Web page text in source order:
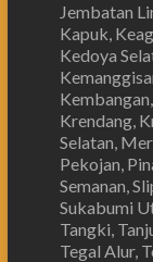
Jembatan
Kapuk,
Kedoya
Krendang,
Selatan,
Pekojan,
Semanan,
Sukabumi
Tangki,
Tegal Alur,